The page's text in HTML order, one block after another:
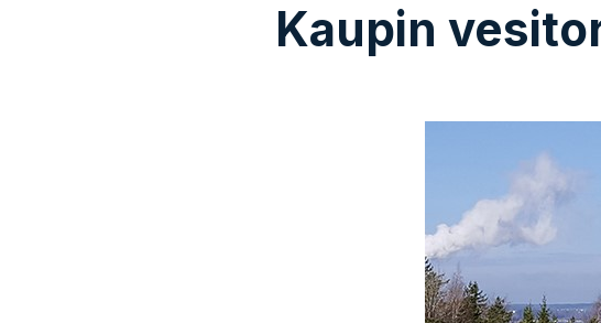
Kaupin